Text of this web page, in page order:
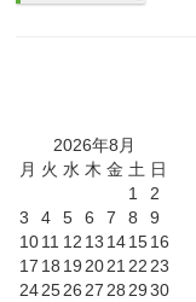
2026年8月
月 火 水 木 金 土 日
1
2
3
4 5 6 7 8
9
1011 12 13 141516
17 18 19 2021 22 23
242526 27 28 29 30